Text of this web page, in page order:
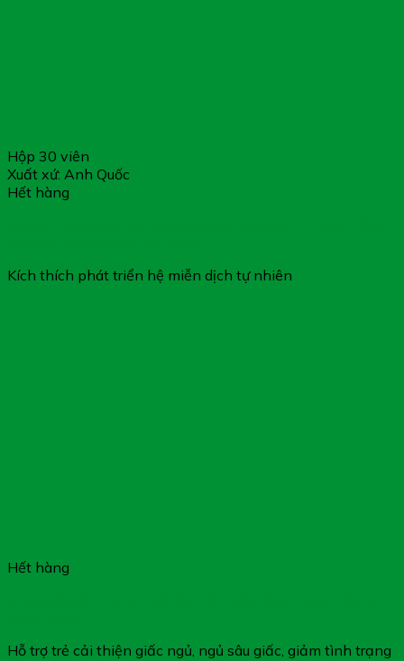
Hộp 30 viên
Xuất xứ: Anh Quốc
Hết hàng
Kích thích phát triển hệ miễn dịch tự nhiên
Hết hàng
Hỗ trợ trẻ cải thiện giấc ngủ, ngủ sâu giấc, giảm tình trạng